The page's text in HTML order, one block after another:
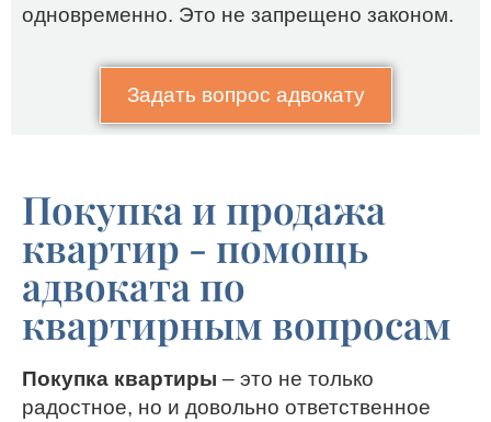
одновременно. Это не запрещено законом.
Задать вопрос адвокату
Покупка и продажа
квартир - помощь
адвоката по
квартирным вопросам
Покупка квартиры – это не только
радостное, но и довольно ответственное